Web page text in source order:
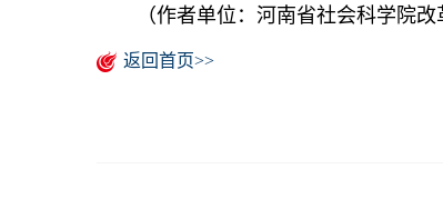
（作者单位：河南省社会科学院改
返回首页>>